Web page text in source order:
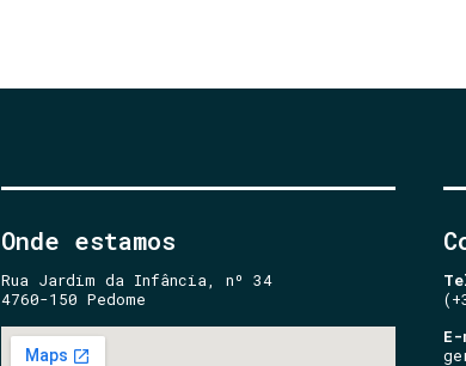
Onde estamos
Rua Jardim da Infância, nº 34
4760-150 Pedome